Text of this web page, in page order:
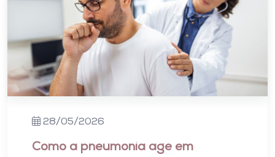
28/05/2026
Como a pneumonia age em